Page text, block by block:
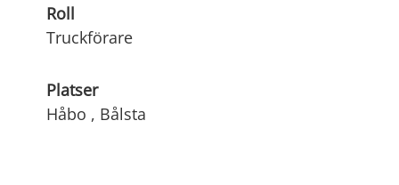
Roll
Truckförare
Platser
Håbo , Bålsta